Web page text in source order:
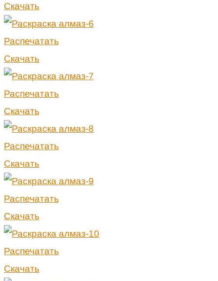
Скачать
Распечатать
Скачать
Распечатать
Скачать
Распечатать
Скачать
Распечатать
Скачать
Распечатать
Скачать